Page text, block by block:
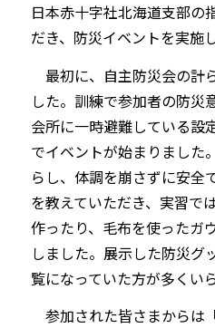
日本赤十字社北海道支部の
だき、防災イベントを実施
最初に、自主防災会の計
した。訓練で参加者の防災
会所に一時避難している設
でイベントが始まりました
らし、体調を崩さずに安全
を教えていただき、実習で
作ったり、毛布を使ったガ
しました。展示した防災グ
覧になっていた方が多くい
参加された皆さまからは